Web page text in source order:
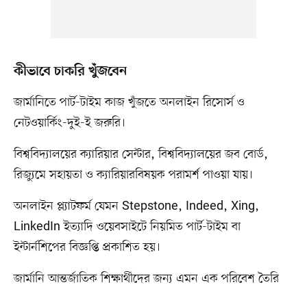
কীভাবে চাকরি খুঁজবেন
জার্মানিতে পার্ট-টাইম কাজ খুঁজতে অনলাইন রিসোর্স ও
নেটওয়ার্কিং-দুই-ই জরুরি।
বিশ্ববিদ্যালয়ের ক্যারিয়ার সেন্টার, বিশ্ববিদ্যালয়ের জব বোর্ড,
রিজ্যুমে সহায়তা ও ক্যারিয়ারবিষয়ক পরামর্শ পাওয়া যায়।
অনলাইন প্ল্যাটফর্ম যেমন Stepstone, Indeed, Xing,
LinkedIn ইত্যাদি ওয়েবসাইটে নিয়মিত পার্ট-টাইম বা
ইন্টার্নশিপের বিজ্ঞপ্তি প্রকাশিত হয়।
জার্মানি আন্তর্জাতিক শিক্ষার্থীদের জন্য এমন এক পরিবেশ তৈরি